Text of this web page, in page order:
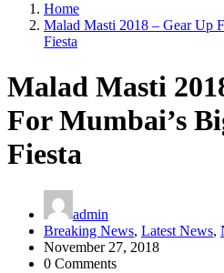
Home
Malad Masti 2018 – Gear Up
Fiesta
Malad Masti
For Mumbai’s
Fiesta
admin
Breaking News, Latest News,
November 27, 2018
0 Comments